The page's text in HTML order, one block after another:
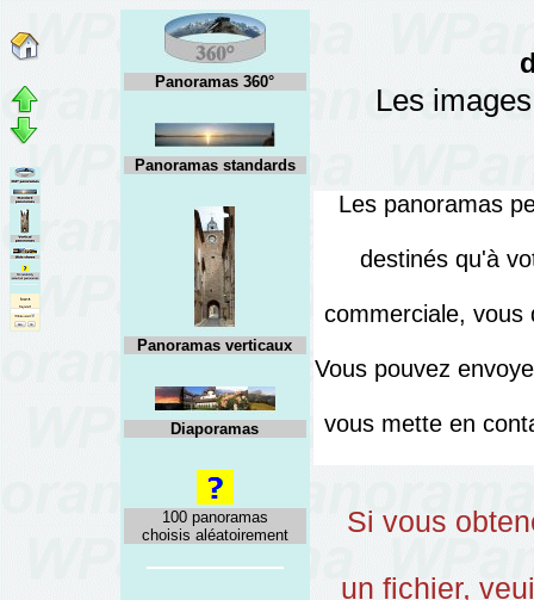
Panoramas 360°
Panoramas standards
Panoramas verticaux
Diaporamas
100 panoramas
choisis aléatoirement
Les
Les panoramas
destinés qu'à
commerciale, vous
Vous pouvez
vous mette en
Si vous
un fichier,